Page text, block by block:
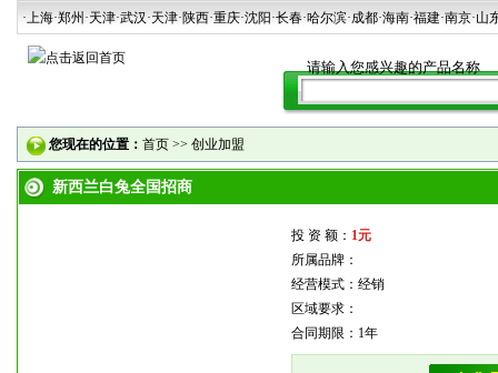
·上海·郑州 ·天津·武汉·天津·陕西·重庆·沈阳·长春·哈尔滨·成都·海南·福建·南京·山
您现在的位置： 首页 >> 创业加盟
新西兰白兔全国招商
投 资 额： 1元
所属品牌：
经营模式：经销
区域要求：
合同期限：1年